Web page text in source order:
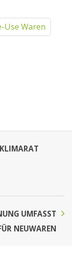
Use Waren
UMFASST
NEUWAREN